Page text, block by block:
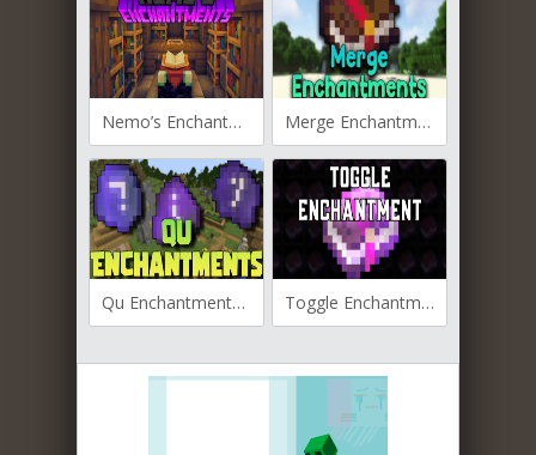
Nemo’s Enchantments для Майнкрафт [1.21.1, 1.21] Merge Enchantments для Майнкрафт [1.21.1, 1.20.6, 1.20.4]
Qu Enchantments для Майнкрафт [1.20.2, 1.20.1, 1.20] Toggle Enchantments для Майнкрафт [1.20.1, 1.19.3, 1.19.2]